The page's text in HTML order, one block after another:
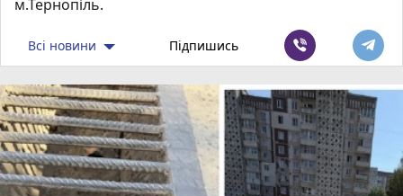
м.Тернопіль.
Всі новини Підпишись